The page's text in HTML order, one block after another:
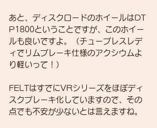
あと、ディスクロードのホイールはDT
P1800ということですが、このホイー
ルも良いですよ。（チューブレスレデ
ィでリムブレーキ仕様のアクシウムよ
り軽いって！）
FELTはすでにVRシリーズをほぼディ
スクブレーキ化していますので、その
点でも不安が少ないとは言えますね。